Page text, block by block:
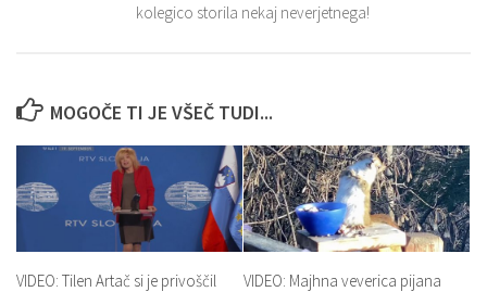
kolegico storila nekaj neverjetnega!
MOGOČE TI JE VŠEČ TUDI...
VIDEO: Tilen Artač si je privoščil
VIDEO: Majhna veverica pijana